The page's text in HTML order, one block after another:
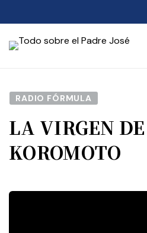
RADIO FÓRMULA
LA VIRGEN DE
KOROMOTO